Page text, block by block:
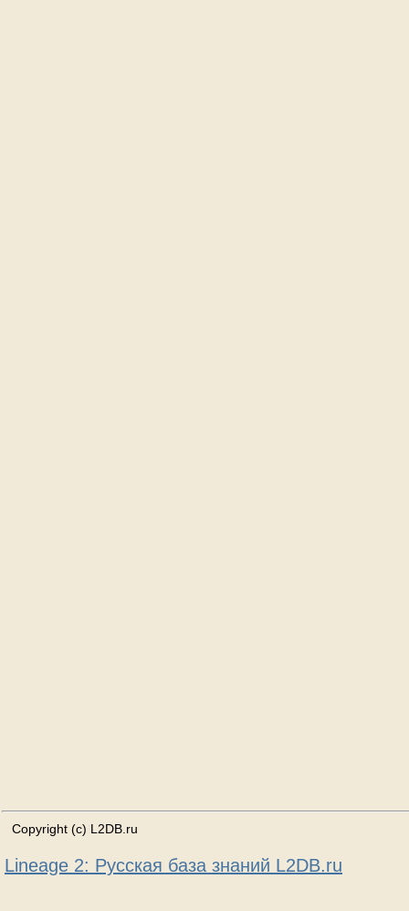
Copyright (c) L2DB.ru
Lineage 2: Русская база знаний L2DB.ru